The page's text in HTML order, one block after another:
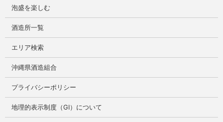
泡盛を楽しむ
酒造所一覧
エリア検索
沖縄県酒造組合
プライバシーポリシー
地理的表示制度（GI）について